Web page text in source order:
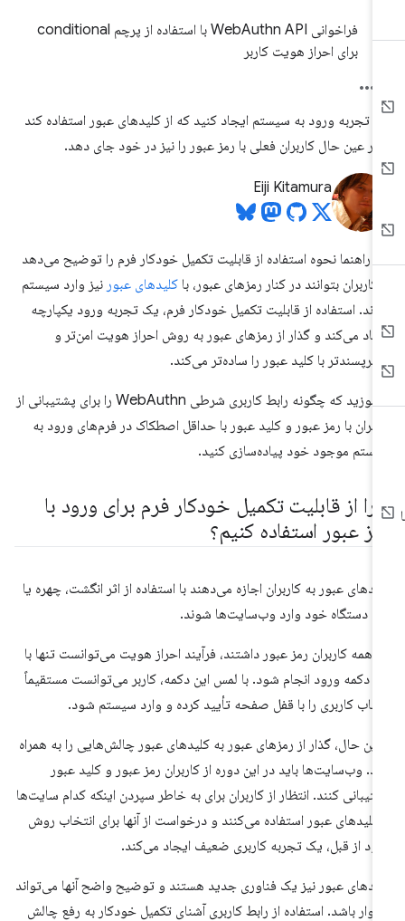
فراخوانی WebAuthn API با استفاده از پرچم conditional
برای احراز هویت کاربر
تجربه ورود به سیستم ایجاد کنید که از کلیدهای عبور استفاده کند
عین حال کاربران فعلی با رمز عبور را نیز در خود جای دهد.
Eiji Kitamura
راهنما نحوه استفاده از قابلیت تکمیل خودکار فرم را توضیح می‌دهد
کاربران بتوانند در کنار رمزهای عبور، باکلیدهای عبورنیز وارد سیستم
استفاده از قابلیت تکمیل خودکار فرم، یک تجربه ورود یکپارچه
می‌کند و گذار از رمزهای عبور به روش احراز هویت امن‌تر و
با کلید عبور را ساده‌تر می‌کند.
بیاموزید که چگونه رابط کاربری شرطی WebAuthn را برای پشتیبانی از
با رمز عبور و کلید عبور با حداقل اصطکاک در فرم‌های ورود به
موجود خود پیاده‌سازی کنید.
از قابلیت تکمیل خودکار فرم برای ورود با
عبور استفاده کنیم؟
عبور به کاربران اجازه می‌دهند با استفاده از اثر انگشت، چهره یا
دستگاه خود وارد وب‌سایت‌ها شوند.
همه کاربران رمز عبور داشتند، فرآیند احراز هویت می‌توانست تنها با
دکمه ورود انجام شود. با لمس این دکمه، کاربر می‌توانست مستقیماً
کاربری را با قفل صفحه تأیید کرده و وارد سیستم شود.
این حال، گذار از رمزهای عبور به کلیدهای عبور چالش‌هایی را به همراه
وب‌سایت‌ها باید در این دوره از کاربران رمز عبور و کلید عبور
کنند. انتظار از کاربران برای به خاطر سپردن اینکه کدام سایت‌ها
کلیدهای عبور استفاده می‌کنند و درخواست از آنها برای انتخاب روش
از قبل، یک تجربه کاربری ضعیف ایجاد می‌کند.
عبور نیز یک فناوری جدید هستند و توضیح واضح آنها می‌تواند
باشد. استفاده از رابط کاربری آشنای تکمیل خودکار به رفع چالش